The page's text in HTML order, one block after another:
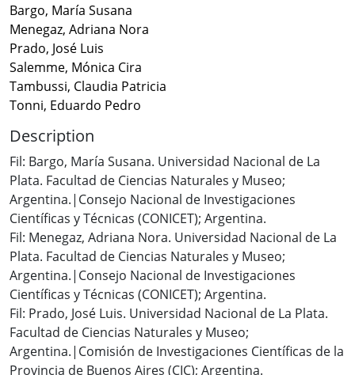
Bargo, María Susana
Menegaz, Adriana Nora
Prado, José Luis
Salemme, Mónica Cira
Tambussi, Claudia Patricia
Tonni, Eduardo Pedro
Description
Fil: Bargo, María Susana. Universidad Nacional de La
Plata. Facultad de Ciencias Naturales y Museo;
Argentina.|Consejo Nacional de Investigaciones
Científicas y Técnicas (CONICET); Argentina.
Fil: Menegaz, Adriana Nora. Universidad Nacional de La
Plata. Facultad de Ciencias Naturales y Museo;
Argentina.|Consejo Nacional de Investigaciones
Científicas y Técnicas (CONICET); Argentina.
Fil: Prado, José Luis. Universidad Nacional de La Plata.
Facultad de Ciencias Naturales y Museo;
Argentina.|Comisión de Investigaciones Científicas de la
Provincia de Buenos Aires (CIC); Argentina.